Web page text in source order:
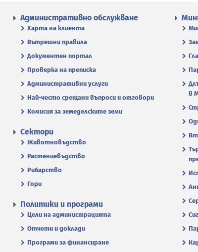
Административно обслужване
Харта на клиента
Вътрешни правила
Документен портал
Проверка на преписка
Административни услуги
Най-често срещани въпроси и отговори
Комисия за земеделските земи
в
Сектори
Животновъдство
Растениевъдство
Рибарство
Гори
Политики и програми
Цели на администрацията
Отчети и доклади
Програми за финансиране